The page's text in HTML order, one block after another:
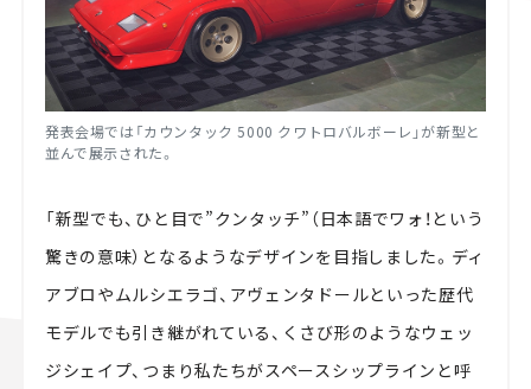
発表会場では「カウンタック 5000 クワトロバルボーレ」が新型と
並んで展示された。
「新型でも、ひと目で”クンタッチ”（日本語でワォ！という
驚きの意味）となるようなデザインを目指しました。ディ
アブロやムルシエラゴ、アヴェンタドールといった歴代
モデルでも引き継がれている、くさび形のようなウェッ
ジシェイプ、つまり私たちがスペースシップラインと呼